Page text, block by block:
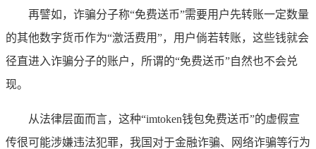
再譬如，诈骗分子称“免费送币”需要用户先转账一定数量
的其他数字货币作为“激活费用”，用户倘若转账，这些钱就会
径直进入诈骗分子的账户，所谓的“免费送币”自然也不会兑
现。
从法律层面而言，这种“imtoken钱包免费送币”的虚假宣
传很可能涉嫌违法犯罪，我国对于金融诈骗、网络诈骗等行为